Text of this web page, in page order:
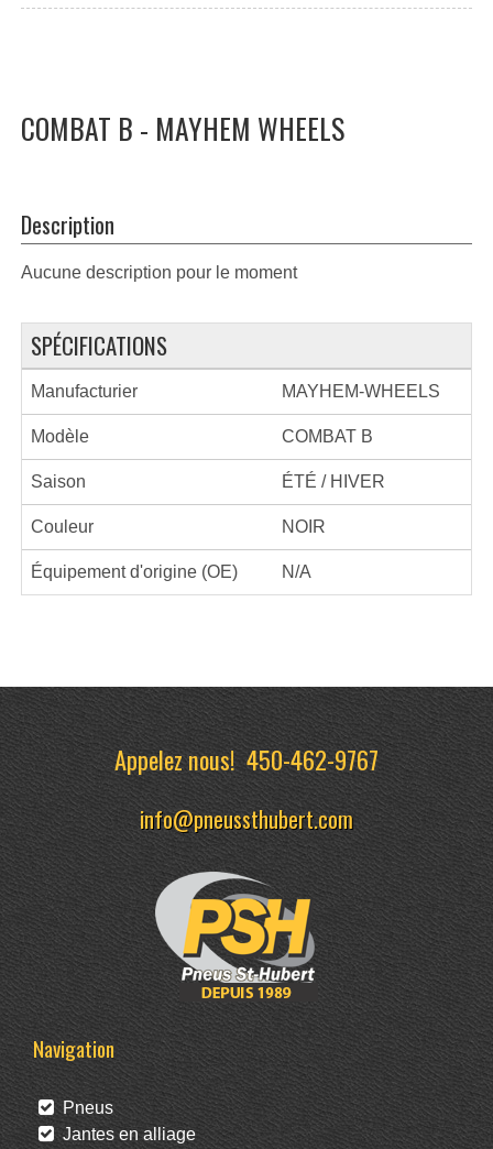
COMBAT B - MAYHEM WHEELS
Description
Aucune description pour le moment
SPÉCIFICATIONS
Manufacturier MAYHEM-WHEELS
Modèle COMBAT B
Saison ÉTÉ / HIVER
Couleur NOIR
Équipement d'origine (OE) N/A
Appelez nous!450-462-9767
info@pneussthubert.com
Navigation
Pneus
Jantes en alliage